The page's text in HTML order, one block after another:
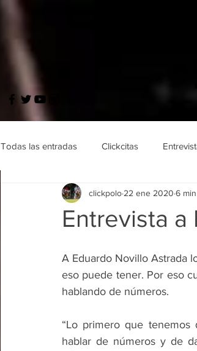
Todas las entradas Clickcitas
Entrevista a
clickpolo 22 ene 2020 6
A Eduardo Novillo Astrada
eso puede tener. Por eso
hablando de números.
“Lo primero que
hablar de números y de